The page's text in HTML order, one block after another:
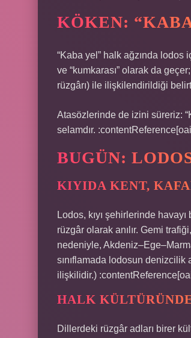
KÖKEN:
“Kaba yel” halk ağzında lodos
ve “kumkarası” olarak da
rüzgârı) ile ilişkilendirildiği
Atasözlerinde de izini süreriz:
selamdır.
BUGÜN:
KIYIDA KENT,
Lodos, kıyı şehirlerinde
rüzgâr olarak anılır. Gemi
nedeniyle,
sınıflamada lodosun
ilişkilidir.)
HALK
Dillerdeki rüzgâr adları birer